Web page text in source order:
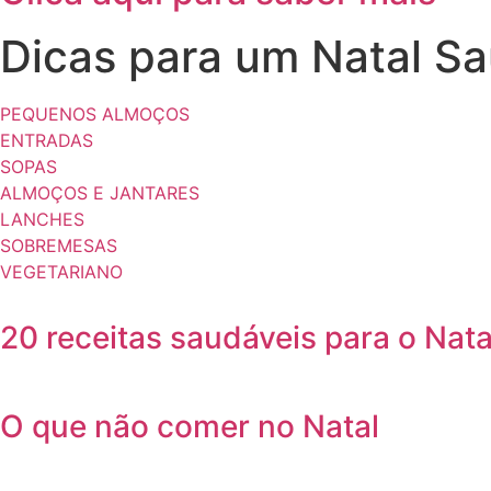
Dicas para um Natal
PEQUENOS ALMOÇOS
ENTRADAS
SOPAS
ALMOÇOS E JANTARES
LANCHES
SOBREMESAS
VEGETARIANO
20 receitas saudáveis para o
O que não comer no Natal